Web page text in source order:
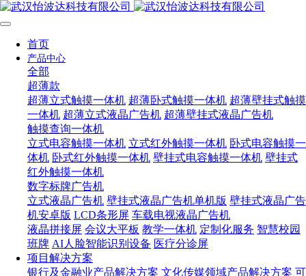
首页
产品中心
全部
超薄款
超薄立式触摸一体机 超薄卧式触摸一体机 超薄壁挂式触摸
一体机 超薄立式液晶广告机 超薄壁挂式液晶广告机
触摸查询一体机
立式电容触摸一体机 立式红外触摸一体机 卧式电容触摸一
体机 卧式红外触摸一体机 壁挂式电容触摸一体机 壁挂式
红外触摸一体机
数字标牌广告机
立式液晶广告机 壁挂式液晶广告机单机版 壁挂式液晶广告
机安卓版 LCD条形屏 车载电视液晶广告机
液晶拼接屏 会议大平板 教学一体机 定制化服务 智慧校园
班牌 AI人脸智能识别设备 医疗分诊屏
项目解决方案
银行及金融业产品解决方案 文化传媒领域产品解决方案 可